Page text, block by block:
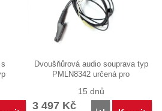
Dvoušňůrová audio souprava typ
PMLN8342 určená pro
15 dnů
3 497 Kč